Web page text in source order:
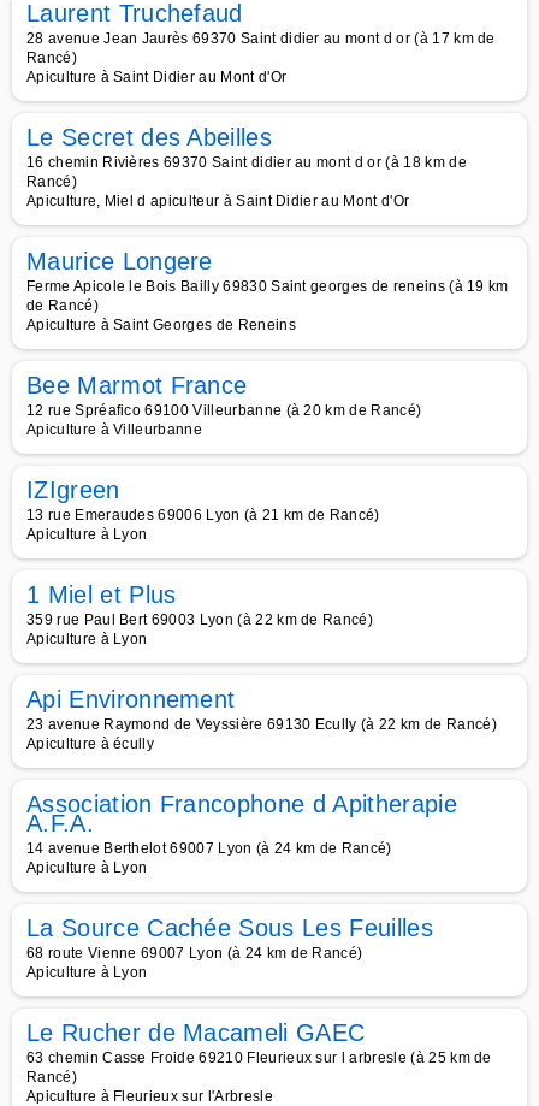
Laurent Truchefaud
28 avenue Jean Jaurès 69370 Saint didier au mont d or (à 17 km de
Rancé)
Apiculture à Saint Didier au Mont d'Or
Le Secret des Abeilles
16 chemin Rivières 69370 Saint didier au mont d or (à 18 km de
Rancé)
Apiculture, Miel d apiculteur à Saint Didier au Mont d'Or
Maurice Longere
Ferme Apicole le Bois Bailly 69830 Saint georges de reneins (à 19 km
de Rancé)
Apiculture à Saint Georges de Reneins
Bee Marmot France
12 rue Spréafico 69100 Villeurbanne (à 20 km de Rancé)
Apiculture à Villeurbanne
IZIgreen
13 rue Emeraudes 69006 Lyon (à 21 km de Rancé)
Apiculture à Lyon
1 Miel et Plus
359 rue Paul Bert 69003 Lyon (à 22 km de Rancé)
Apiculture à Lyon
Api Environnement
23 avenue Raymond de Veyssière 69130 Ecully (à 22 km de Rancé)
Apiculture à écully
Association Francophone d Apitherapie
A.F.A.
14 avenue Berthelot 69007 Lyon (à 24 km de Rancé)
Apiculture à Lyon
La Source Cachée Sous Les Feuilles
68 route Vienne 69007 Lyon (à 24 km de Rancé)
Apiculture à Lyon
Le Rucher de Macameli GAEC
63 chemin Casse Froide 69210 Fleurieux sur l arbresle (à 25 km de
Rancé)
Apiculture à Fleurieux sur l'Arbresle